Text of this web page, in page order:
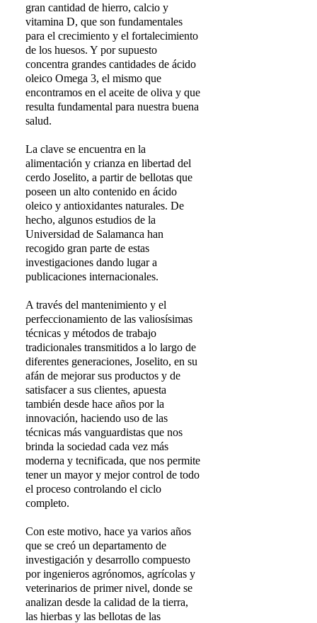
gran cantidad de hierro, calcio y
vitamina D, que son fundamentales
para el crecimiento y el fortalecimiento
de los huesos. Y por supuesto
concentra grandes cantidades de ácido
oleico Omega 3, el mismo que
encontramos en el aceite de oliva y que
resulta fundamental para nuestra buena
salud.
La clave se encuentra en la
alimentación y crianza en libertad del
cerdo Joselito, a partir de bellotas que
poseen un alto contenido en ácido
oleico y antioxidantes naturales. De
hecho, algunos estudios de la
Universidad de Salamanca han
recogido gran parte de estas
investigaciones dando lugar a
publicaciones internacionales.
A través del mantenimiento y el
perfeccionamiento de las valiosísimas
técnicas y métodos de trabajo
tradicionales transmitidos a lo largo de
diferentes generaciones, Joselito, en su
afán de mejorar sus productos y de
satisfacer a sus clientes, apuesta
también desde hace años por la
innovación, haciendo uso de las
técnicas más vanguardistas que nos
brinda la sociedad cada vez más
moderna y tecnificada, que nos permite
tener un mayor y mejor control de todo
el proceso controlando el ciclo
completo.
Con este motivo, hace ya varios años
que se creó un departamento de
investigación y desarrollo compuesto
por ingenieros agrónomos, agrícolas y
veterinarios de primer nivel, donde se
analizan desde la calidad de la tierra,
las hierbas y las bellotas de las